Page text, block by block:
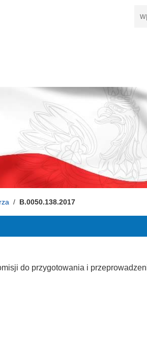
B.0050.138.2017
do przygotowania i